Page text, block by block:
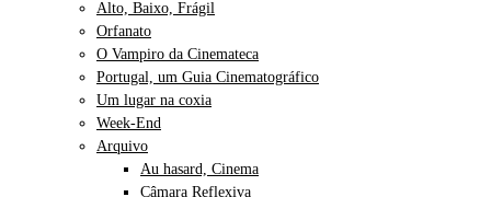
Alto, Baixo, Frágil
Orfanato
O Vampiro da Cinemateca
Portugal, um Guia Cinematográfico
Um lugar na coxia
Week-End
Arquivo
Au hasard, Cinema
Câmara Reflexiva